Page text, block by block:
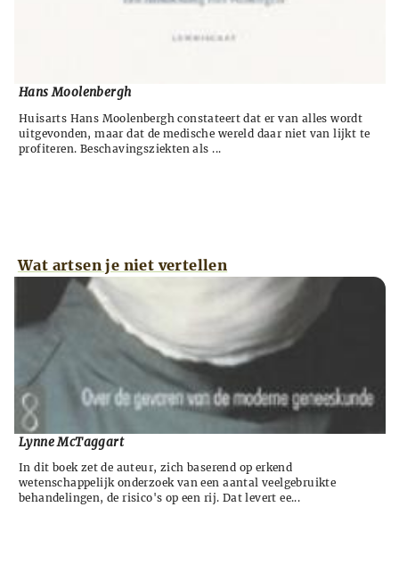
Hans Moolenbergh
Huisarts Hans Moolenbergh constateert dat er van alles wordt
uitgevonden, maar dat de medische wereld daar niet van lijkt te
profiteren. Beschavingsziekten als ...
Wat artsen je niet vertellen
Lynne McTaggart
In dit boek zet de auteur, zich baserend op erkend
wetenschappelijk onderzoek van een aantal veelgebruikte
behandelingen, de risico's op een rij. Dat levert ee...